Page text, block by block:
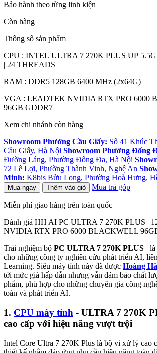
Bảo hành theo từng linh kiện
Còn hàng
Thông số sản phẩm
CPU : INTEL ULTRA 7 270K PLUS UP
| 24 THREADS
RAM : DDR5 128GB 6400 MHz (2x64G)
VGA : LEADTEK NVIDIA RTX PRO 6000
96GB GDDR7
Xem chi nhánh còn hàng
Showroom Phường Cầu Giấy: Số 41 Khúc
Cầu Giấy, Hà Nội Showroom Phường Đống
Đường Láng, Phường Đống Đa, Hà Nội
72 Lê Lợi, Phường Thành Vinh, Nghệ An
Minh: K8bis Bửu Long, Phường Hoà Hưng,
Mua ngay Thêm vào giỏ Mua trả góp
Miễn phí giao hàng trên toàn quốc
Đánh giá HH AI PC ULTRA 7 270K PLUS |
NVIDIA RTX PRO 6000 BLACKWELL
Trải nghiệm bộ PC ULTRA 7 270K PLUS là
cho những công ty nghiên cứu phát triển AI,
Learning. Siêu máy tính này đã được Hoàng
tới mức giá hấp dẫn nhưng vẫn đảm bảo chất
phẩm, phù hợp cho những chuyên gia công
toán và phát triển AI.
1. CPU máy tính - ULTRA 7 270K
cao cấp với hiệu năng vượt trội
Intel Core Ultra 7 270K Plus là bộ vi xử lý cao